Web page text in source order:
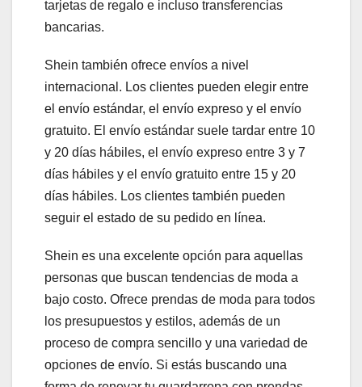
tarjetas de regalo e incluso transferencias
bancarias.
Shein también ofrece envíos a nivel
internacional. Los clientes pueden elegir entre
el envío estándar, el envío expreso y el envío
gratuito. El envío estándar suele tardar entre 10
y 20 días hábiles, el envío expreso entre 3 y 7
días hábiles y el envío gratuito entre 15 y 20
días hábiles. Los clientes también pueden
seguir el estado de su pedido en línea.
Shein es una excelente opción para aquellas
personas que buscan tendencias de moda a
bajo costo. Ofrece prendas de moda para todos
los presupuestos y estilos, además de un
proceso de compra sencillo y una variedad de
opciones de envío. Si estás buscando una